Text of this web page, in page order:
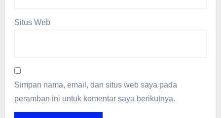
Situs Web
Simpan nama, email, dan situs web saya pada
peramban ini untuk komentar saya berikutnya.